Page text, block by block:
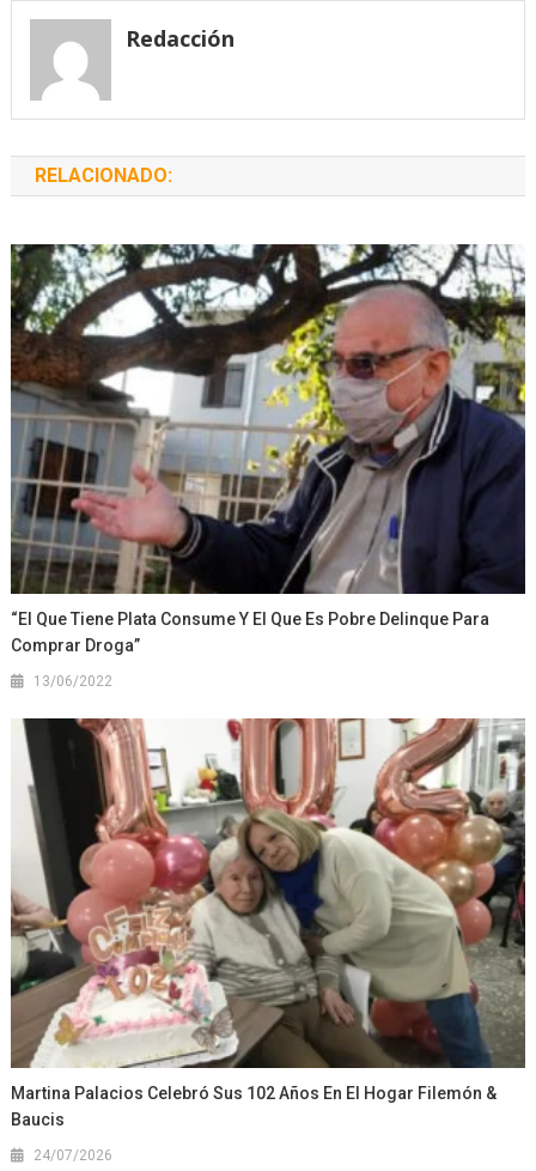
entradas
Redacción
RELACIONADO:
“El Que Tiene Plata Consume Y El Que Es Pobre Delinque Para
Comprar Droga”
13/06/2022
Martina Palacios Celebró Sus 102 Años En El Hogar Filemón &
Baucis
24/07/2026